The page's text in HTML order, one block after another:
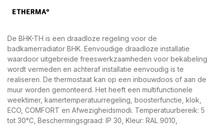
De BHK-TH is een draadloze regeling voor de
badkamerradiator BHK. Eenvoudige draadloze installatie
waardoor uitgebreide freeswerkzaamheden voor bekabeling
wordt vermeden en achteraf installatie eenvoudig is te
realiseren. De thermostaat kan op een inbouwdoos of aan de
muur worden gemonteerd. Het heeft een multifunctionele
weektimer, kamertemperatuurregeling, boosterfunctie, klok,
ECO, COMFORT en Afwezigheidsmodi. Temperatuurbereik: 5
tot 30°C, Beschermingsgraad: IP 30, Kleur: RAL 9010,